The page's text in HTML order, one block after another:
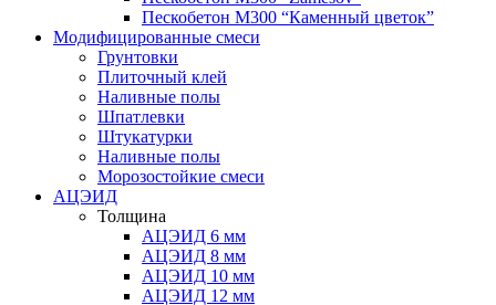
Пескобетон М300 “Каменный цветок”
Модифицированные смеси
Грунтовки
Плиточный клей
Наливные полы
Шпатлевки
Штукатурки
Наливные полы
Морозостойкие смеси
АЦЭИД
Толщина
АЦЭИД 6 мм
АЦЭИД 8 мм
АЦЭИД 10 мм
АЦЭИД 12 мм